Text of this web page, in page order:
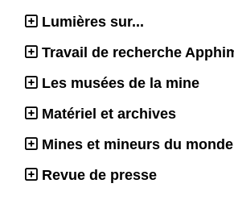
Lumières sur...
Travail de recherche
Les musées de la mine
Matériel et archives
Mines et mineurs du monde
Revue de presse